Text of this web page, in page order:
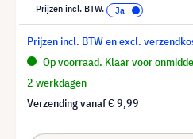
Prijzen incl. BTW.
Prijzen incl. BTW en excl.
Op voorraad. Klaar voor
2 werkdagen
Verzending vanaf€ 9,99